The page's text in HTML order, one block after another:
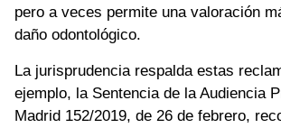
pero a veces permite una valoración
daño odontológico.
La jurisprudencia respalda estas
ejemplo, la Sentencia de la Audiencia
Madrid 152/2019, de 26 de febrero,